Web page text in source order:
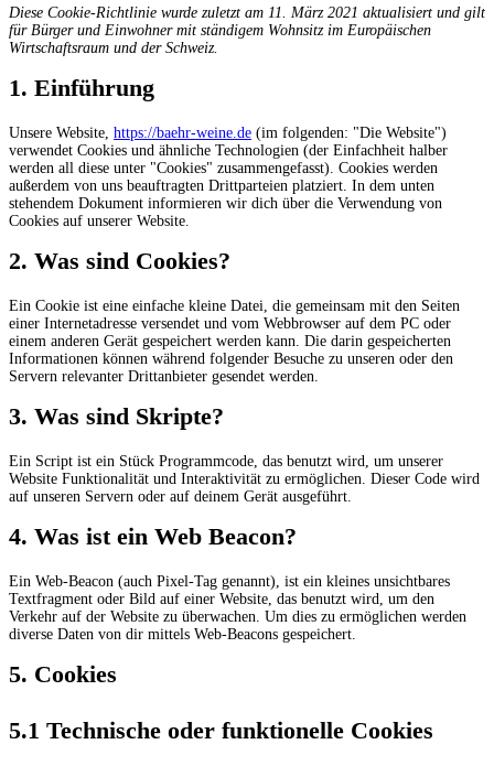
Diese Cookie-Richtlinie wurde zuletzt am 11. März 2021 aktualisiert und gilt
für Bürger und Einwohner mit ständigem Wohnsitz im Europäischen
Wirtschaftsraum und der Schweiz.
1. Einführung
Unsere Website, https://baehr-weine.de (im folgenden: "Die Website")
verwendet Cookies und ähnliche Technologien (der Einfachheit halber
werden all diese unter "Cookies" zusammengefasst). Cookies werden
außerdem von uns beauftragten Drittparteien platziert. In dem unten
stehendem Dokument informieren wir dich über die Verwendung von
Cookies auf unserer Website.
2. Was sind Cookies?
Ein Cookie ist eine einfache kleine Datei, die gemeinsam mit den Seiten
einer Internetadresse versendet und vom Webbrowser auf dem PC oder
einem anderen Gerät gespeichert werden kann. Die darin gespeicherten
Informationen können während folgender Besuche zu unseren oder den
Servern relevanter Drittanbieter gesendet werden.
3. Was sind Skripte?
Ein Script ist ein Stück Programmcode, das benutzt wird, um unserer
Website Funktionalität und Interaktivität zu ermöglichen. Dieser Code wird
auf unseren Servern oder auf deinem Gerät ausgeführt.
4. Was ist ein Web Beacon?
Ein Web-Beacon (auch Pixel-Tag genannt), ist ein kleines unsichtbares
Textfragment oder Bild auf einer Website, das benutzt wird, um den
Verkehr auf der Website zu überwachen. Um dies zu ermöglichen werden
diverse Daten von dir mittels Web-Beacons gespeichert.
5. Cookies
5.1 Technische oder funktionelle Cookies